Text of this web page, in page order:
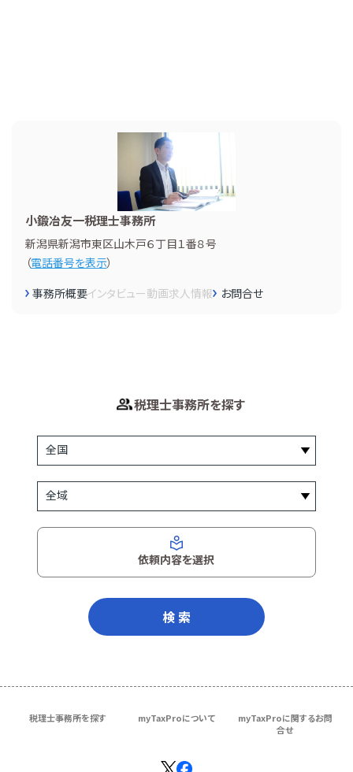
小鍛冶友一税理士事務所
新潟県新潟市東区山木戸６丁目１番８号
（電話番号を表示）
事務所概要インタビュー動画求人情報 お問合せ
税理士事務所を探す
依頼内容を選択
検 索
税理士事務所を探す myTaxProについて
myTaxProに関するお問
合せ